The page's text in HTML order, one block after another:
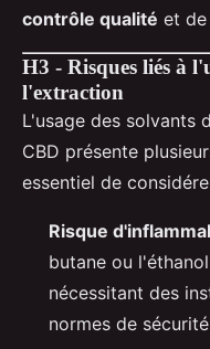
contrôle qualité et
H3 - Risques liés à
l'extraction
L'usage des solvants
CBD présente
essentiel de
Risque
butane ou
nécessitant des
normes de